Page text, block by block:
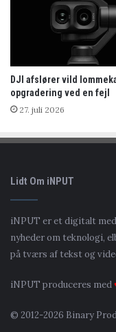
DJI afslører vild
opgradering ved en fejl
27. juli 2026
Lidt Om iNPUT
iNPUT er et digitalt
nyheder om teknologi,
på tværs af tekst og
iNPUT produceres med
© 2012-2026 Binary